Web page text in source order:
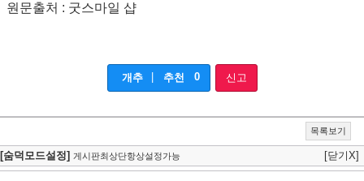
원문출처 : 굿스마일 샵
개추 추천 0 신고
목록보기
[숨덕모드설정] 게시판최상단항상설정가능 [닫기X]